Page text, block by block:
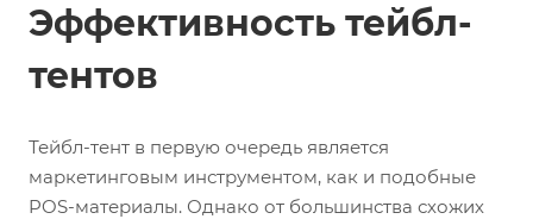
Эффективность тейбл-
тентов
Тейбл-тент в первую очередь является
маркетинговым инструментом, как и подобные
POS-материалы. Однако от большинства схожих